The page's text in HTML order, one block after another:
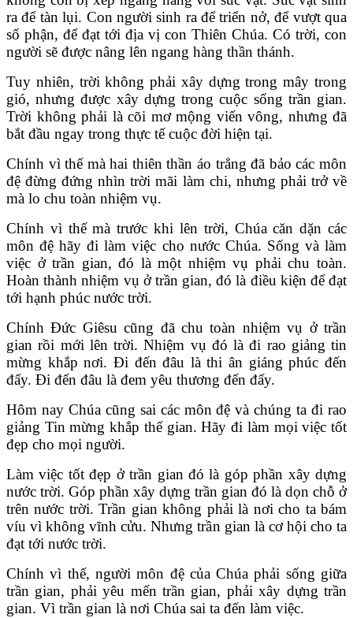
ra để tàn lụi. Con người sinh ra để triển nở, để vượt qua
số phận, để đạt tới địa vị con Thiên Chúa. Có trời, con
người sẽ được nâng lên ngang hàng thần thánh.
Tuy nhiên, trời không phải xây dựng trong mây trong
gió, nhưng được xây dựng trong cuộc sống trần gian.
Trời không phải là cõi mơ mộng viển vông, nhưng đã
bắt đầu ngay trong thực tế cuộc đời hiện tại.
Chính vì thế mà hai thiên thần áo trắng đã bảo các môn
đệ đừng đứng nhìn trời mãi làm chi, nhưng phải trở về
mà lo chu toàn nhiệm vụ.
Chính vì thế mà trước khi lên trời, Chúa căn dặn các
môn đệ hãy đi làm việc cho nước Chúa. Sống và làm
việc ở trần gian, đó là một nhiệm vụ phải chu toàn.
Hoàn thành nhiệm vụ ở trần gian, đó là điều kiện để đạt
tới hạnh phúc nước trời.
Chính Đức Giêsu cũng đã chu toàn nhiệm vụ ở trần
gian rồi mới lên trời. Nhiệm vụ đó là đi rao giảng tin
mừng khắp nơi. Đi đến đâu là thi ân giáng phúc đến
đấy. Đi đến đâu là đem yêu thương đến đấy.
Hôm nay Chúa cũng sai các môn đệ và chúng ta đi rao
giảng Tin mừng khắp thế gian. Hãy đi làm mọi việc tốt
đẹp cho mọi người.
Làm việc tốt đẹp ở trần gian đó là góp phần xây dựng
nước trời. Góp phần xây dựng trần gian đó là dọn chỗ ở
trên nước trời. Trần gian không phải là nơi cho ta bám
víu vì không vĩnh cửu. Nhưng trần gian là cơ hội cho ta
đạt tới nước trời.
Chính vì thế, người môn đệ của Chúa phải sống giữa
trần gian, phải yêu mến trần gian, phải xây dựng trần
gian. Vì trần gian là nơi Chúa sai ta đến làm việc.